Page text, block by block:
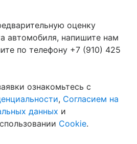
оценку
автомобиля, напишите нам
по телефону +7 (910) 425
ознакомьтесь с
, Согласием на
данных и
Cookie.